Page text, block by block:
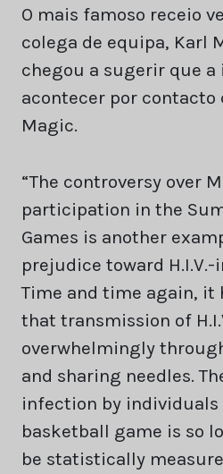
O mais famoso receio
colega de equipa, Karl
chegou a sugerir que a
acontecer por contacto
Magic.
“The controversy over
participation in the
Games is another
prejudice toward
Time and time again, it
that transmission of
overwhelmingly
and sharing needles.
infection by
basketball game is so
be statistically